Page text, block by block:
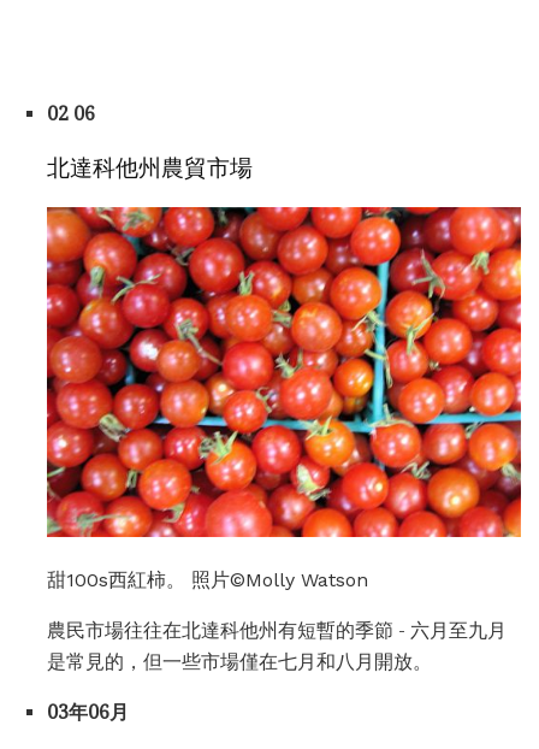
02 06
北達科他州農貿市場
甜100s西紅柿。 照片©Molly Watson
農民市場往往在北達科他州有短暫的季節 - 六月至九月
是常見的，但一些市場僅在七月和八月開放。
03年06月